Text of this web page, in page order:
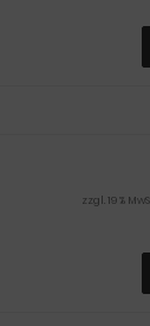
zzgl. 19 %